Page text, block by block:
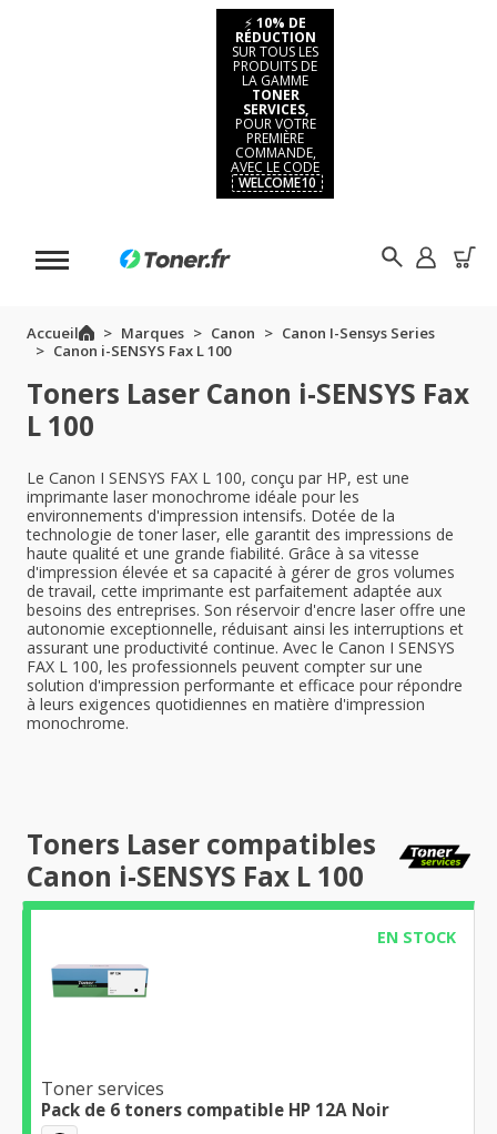
⚡ 10% DE
RÉDUCTION
SUR TOUS LES
PRODUITS DE
LA GAMME
TONER
SERVICES,
POUR VOTRE
PREMIÈRE
COMMANDE,
AVEC LE CODE
WELCOME10
Accueil Marques Canon
Canon I-Sensys Series
Canon i-SENSYS Fax L 100
Toners Laser Canon i-SENSYS Fax
L 100
Le Canon I SENSYS FAX L 100, conçu par HP, est une
imprimante laser monochrome idéale pour les
environnements d'impression intensifs. Dotée de la
technologie de toner laser, elle garantit des impressions de
haute qualité et une grande fiabilité. Grâce à sa vitesse
d'impression élevée et sa capacité à gérer de gros volumes
de travail, cette imprimante est parfaitement adaptée aux
besoins des entreprises. Son réservoir d'encre laser offre une
autonomie exceptionnelle, réduisant ainsi les interruptions et
assurant une productivité continue. Avec le Canon I SENSYS
FAX L 100, les professionnels peuvent compter sur une
solution d'impression performante et efficace pour répondre
à leurs exigences quotidiennes en matière d'impression
monochrome.
Toners Laser compatibles
Canon i-SENSYS Fax L 100
EN STOCK
Toner services
Pack de 6 toners compatible HP 12A Noir